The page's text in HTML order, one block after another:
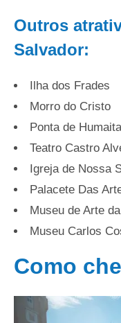
Outros
Salvador:
Ilha dos Frades
Morro do Cristo
Ponta de Humaita
Teatro Castro
Igreja de Nossa
Palacete Das
Museu de Arte
Museu Carlos
Como